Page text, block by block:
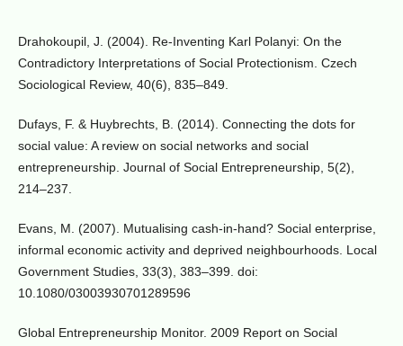
Drahokoupil, J. (2004). Re-Inventing Karl Polanyi: On the
Contradictory Interpretations of Social Protectionism. Czech
Sociological Review, 40(6), 835–849.
Dufays, F. & Huybrechts, B. (2014). Connecting the dots for
social value: A review on social networks and social
entrepreneurship. Journal of Social Entrepreneurship, 5(2),
214–237.
Evans, M. (2007). Mutualising cash-in-hand? Social enterprise,
informal economic activity and deprived neighbourhoods. Local
Government Studies, 33(3), 383–399. doi:
10.1080/03003930701289596
Global Entrepreneurship Monitor. 2009 Report on Social